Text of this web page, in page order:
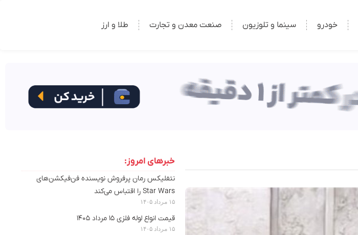
خودرو سینما و تلوزیون صنعت معدن و تجارت طلا و ارز
خبرهای امروز:
نتفلیکس رمان پرفروش نویسنده‌ فن‌فیکشن‌های
Star Wars را اقتباس می‌کند
۱۵ مرداد ۱۴۰۵
قیمت انواع لوله فلزی ۱۵ مرداد ۱۴۰۵
۱۵ مرداد ۱۴۰۵